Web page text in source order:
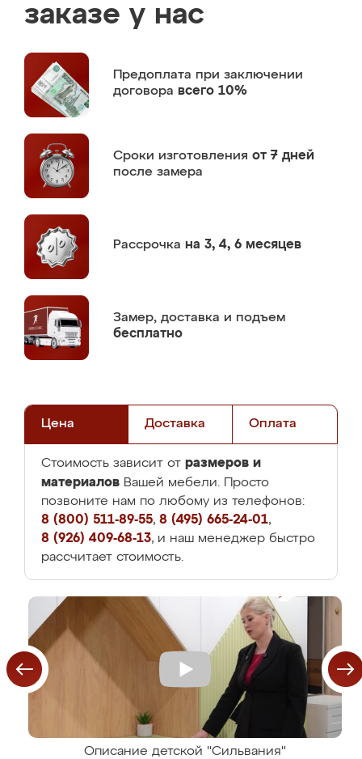
заказе у нас
Предоплата при заключении
договора всего 10%
Сроки изготовления от 7 дней
после замера
Рассрочка на 3, 4, 6 месяцев
Замер, доставка и подъем
бесплатно
Цена Доставка Оплата
Стоимость зависит от размеров и
материалов Вашей мебели. Просто
позвоните нам по любому из телефонов:
8 (800) 511-89-55, 8 (495) 665-24-01,
8 (926) 409-68-13, и наш менеджер быстро
рассчитает стоимость.
Описание детской "Сильвания"